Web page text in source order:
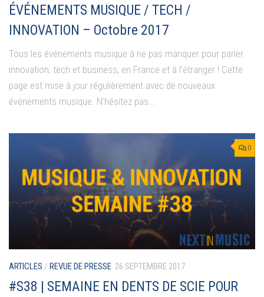
ÉVÉNEMENTS MUSIQUE / TECH /
INNOVATION – Octobre 2017
Tous les événements musique à ne pas manquer pour parler
innovation, tech et business, en France et à l’étranger ! Cette
page est mise à jour régulièrement avec de nouveaux
événements musique. N’hésitez pas...
0
ARTICLES / REVUE DE PRESSE 26 SEPTEMBRE 2017
#S38 | SEMAINE EN DENTS DE SCIE POUR